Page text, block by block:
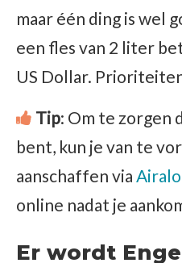
maar één ding is wel
een fles van 2 liter
US Dollar.
Tip: Om te zorgen
bent, kun je van te
aanschaffen via Airalo
online nadat je
Er wordt